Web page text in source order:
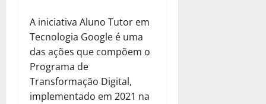
A iniciativa Aluno Tutor em
Tecnologia Google é uma
das ações que compõem o
Programa de
Transformação Digital,
implementado em 2021 na